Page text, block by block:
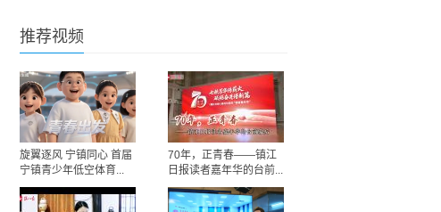
推荐视频
旋翼逐风 宁镇同心 首届
宁镇青少年低空体育...
70年，正青春——镇江
日报读者嘉年华的台前...